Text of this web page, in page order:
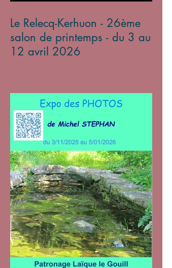
Le Relecq-Kerhuon - 26ème
salon de printemps - du 3 au
12 avril 2026